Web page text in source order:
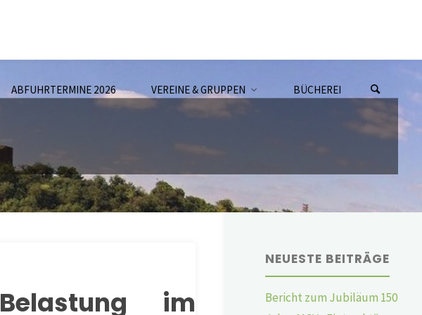
ABFUHRTERMINE 2026 VEREINE & GRUPPEN BÜCHEREI
im
NEUESTE BEITRÄGE
Bericht zum Jubiläum 150